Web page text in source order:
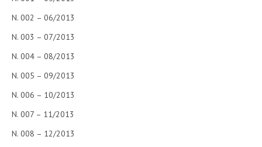
CORSI CE.S.E.D.
ARCHIVIO CORSI 2015
DIVENTA SOCIO
LA RIVISTA
LA RIVISTA
N. 002 – 06/2013
N. 003 – 07/2013
N. 004 – 08/2013
N. 005 – 09/2013
N. 006 – 10/2013
N. 007 – 11/2013
N. 008 – 12/2013